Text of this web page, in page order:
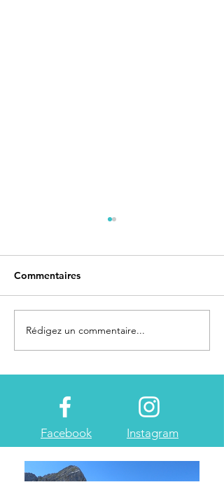
Spitzberg 2018 - Le récit
Commentaires
Rédigez un commentaire...
Facebook Instagram